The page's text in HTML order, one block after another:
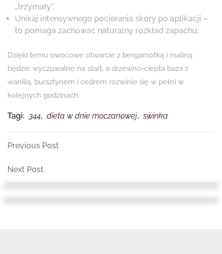
„trzymały”.
Unikaj intensywnego pocierania skóry po aplikacji –
to pomaga zachować naturalny rozkład zapachu.
Dzięki temu owocowe otwarcie z bergamotką i maliną
będzie wyczuwalne na start, a drzewno-ciepła baza z
wanilią, bursztynem i cedrem rozwinie się w pełni w
kolejnych godzinach.
Tagi: 344, dieta w dnie moczanowej, swinka
Nawigacja
wpisu
Previous
Previous Post
Next
Post
Next Post